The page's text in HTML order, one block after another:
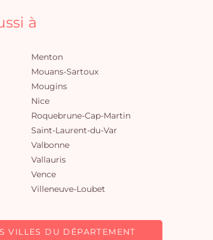
à
Menton
Mouans-Sartoux
Mougins
Nice
Roquebrune-Cap-Martin
Saint-Laurent-du-Var
Valbonne
Vallauris
Vence
Villeneuve-Loubet
VILLES DU DÉPARTEMENT